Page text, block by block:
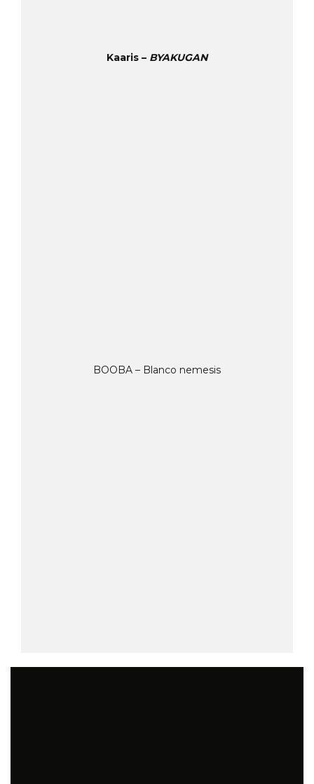
Kaaris – BYAKUGAN
BOOBA – Blanco nemesis